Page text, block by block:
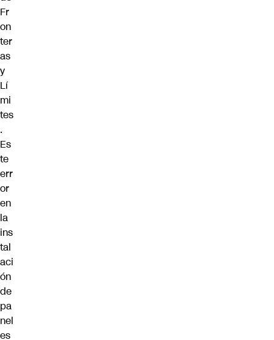
Fr
on
ter
as
y
Lí
mi
tes
.
Es
te
err
or
en
la
ins
tal
aci
ón
de
pa
nel
es